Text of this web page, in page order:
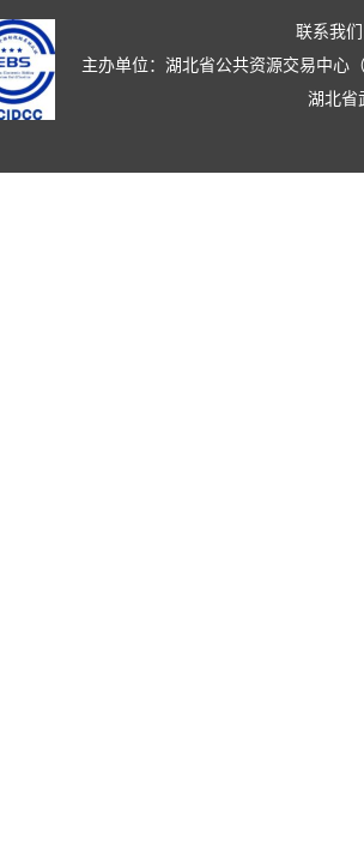
联系我们
主办单位：湖北省公共资源交易中心
湖北省